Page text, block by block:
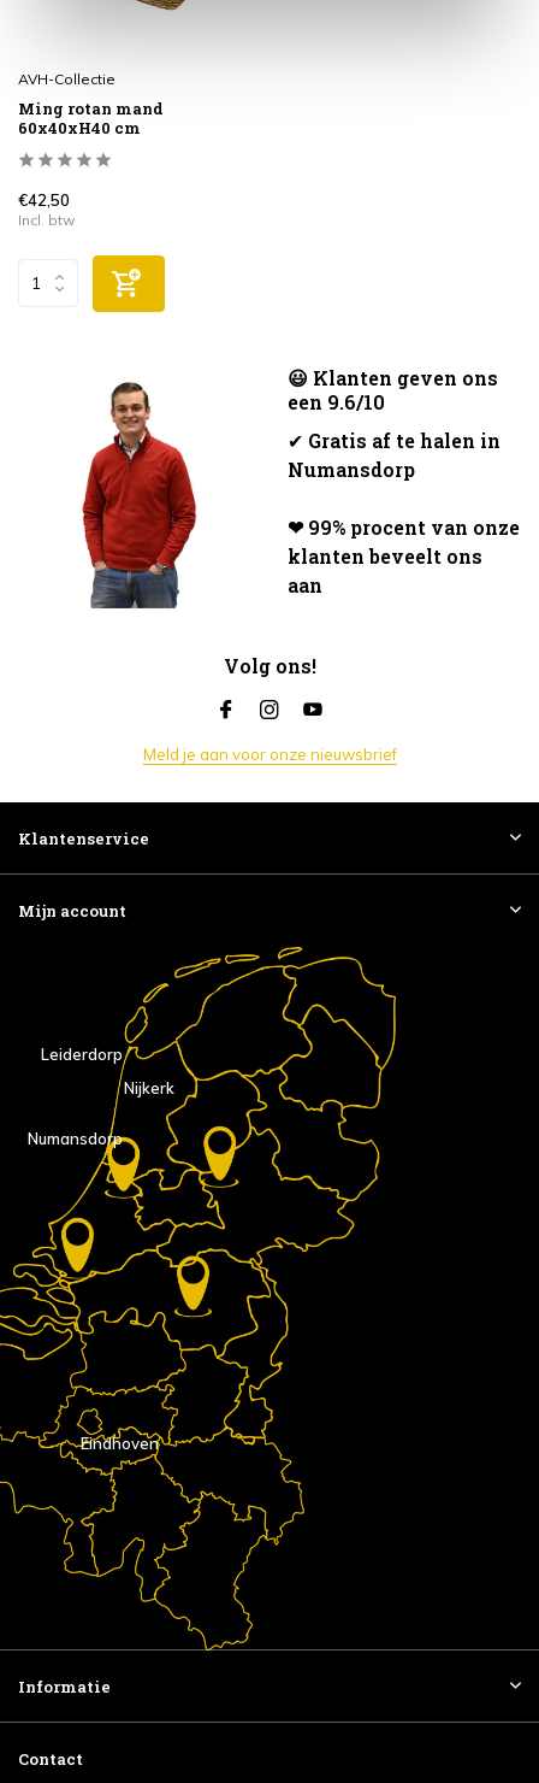
AVH-Collectie
Ming rotan mand
60x40xH40 cm
€42,50
Incl. btw
😃 Klanten geven ons
een 9.6/10
✔ Gratis af te halen in
Numansdorp
❤ 99% procent van onze
klanten beveelt ons
aan
Volg ons!
Meld je aan voor onze nieuwsbrief
Klantenservice
Mijn account
Eindhoven
Nijkerk
Numansdorp
Leiderdorp
Informatie
Contact